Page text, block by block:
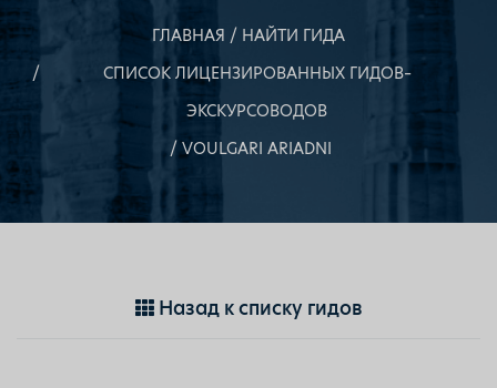
ГЛАВНАЯ
НАЙТИ ГИДА
СПИСОК ЛИЦЕНЗИРОВАННЫХ ГИДОВ–
ЭКСКУРСОВОДОВ
VOULGARI ARIADNI
Назад к списку гидов